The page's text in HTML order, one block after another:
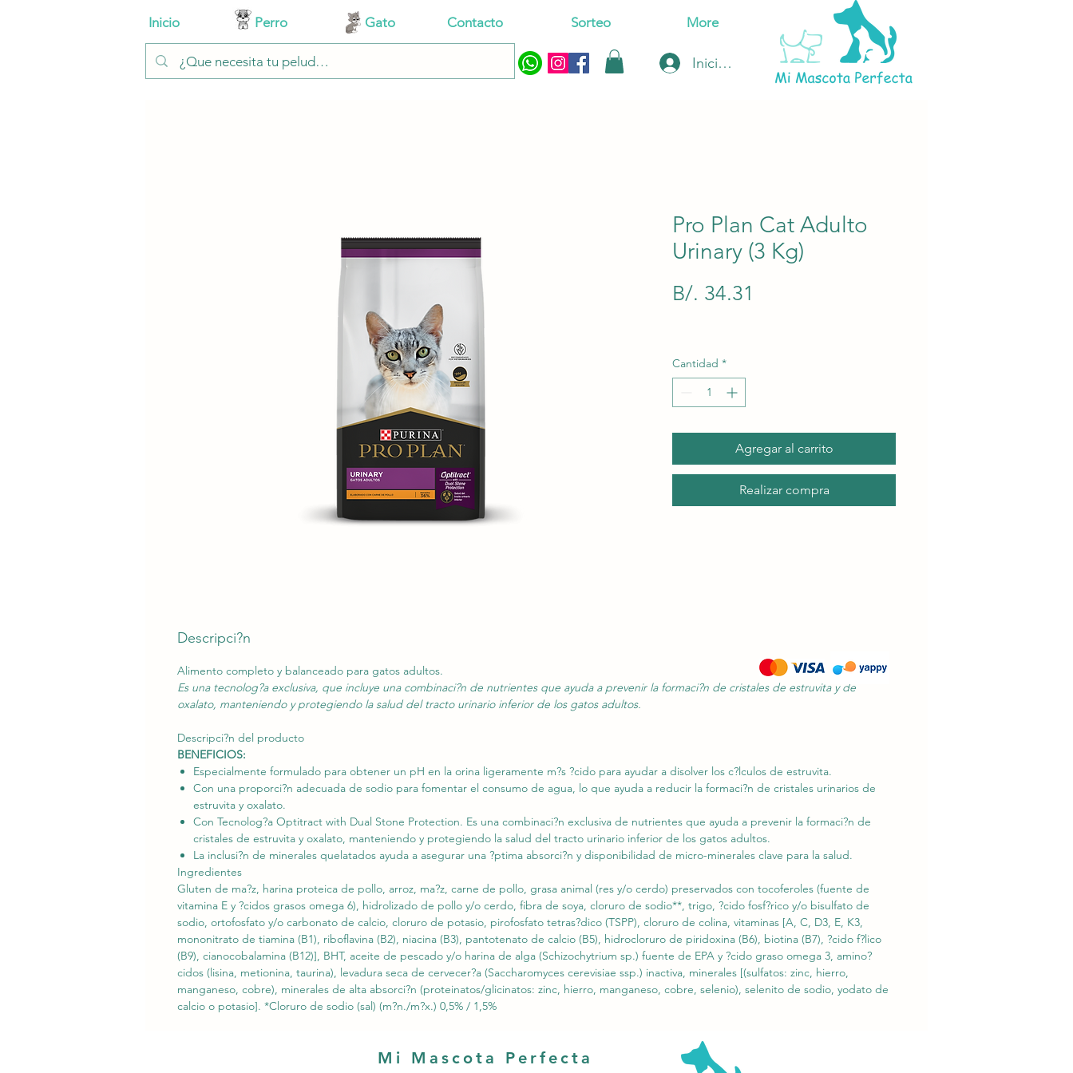
Inicio Perro Gato Contacto Sorteo More
Iniciar sesión
Pro Plan Cat Adulto
Urinary (3 Kg)
B/. 34.31
Cantidad *
Agregar al carrito
Realizar compra
Descripci?n
Alimento completo y balanceado para gatos adultos.
Es una tecnolog?a exclusiva, que incluye una combinaci?n de nutrientes que ayuda a prevenir la formaci?n de cristales de estruvita y de
oxalato, manteniendo y protegiendo la salud del tracto urinario inferior de los gatos adultos.
Descripci?n del producto
BENEFICIOS:
Especialmente formulado para obtener un pH en la orina ligeramente m?s ?cido para ayudar a disolver los c?lculos de estruvita.
Con una proporci?n adecuada de sodio para fomentar el consumo de agua, lo que ayuda a reducir la formaci?n de cristales urinarios de
estruvita y oxalato.
Con Tecnolog?a Optitract with Dual Stone Protection. Es una combinaci?n exclusiva de nutrientes que ayuda a prevenir la formaci?n de
cristales de estruvita y oxalato, manteniendo y protegiendo la salud del tracto urinario inferior de los gatos adultos.
La inclusi?n de minerales quelatados ayuda a asegurar una ?ptima absorci?n y disponibilidad de micro-minerales clave para la salud.
Ingredientes
Gluten de ma?z, harina proteica de pollo, arroz, ma?z, carne de pollo, grasa animal (res y/o cerdo) preservados con tocoferoles (fuente de
vitamina E y ?cidos grasos omega 6), hidrolizado de pollo y/o cerdo, fibra de soya, cloruro de sodio**, trigo, ?cido fosf?rico y/o bisulfato de
sodio, ortofosfato y/o carbonato de calcio, cloruro de potasio, pirofosfato tetras?dico (TSPP), cloruro de colina, vitaminas [A, C, D3, E, K3,
mononitrato de tiamina (B1), riboflavina (B2), niacina (B3), pantotenato de calcio (B5), hidrocloruro de piridoxina (B6), biotina (B7), ?cido f?lico
(B9), cianocobalamina (B12)], BHT, aceite de pescado y/o harina de alga (Schizochytrium sp.) fuente de EPA y ?cido graso omega 3, amino?
cidos (lisina, metionina, taurina), levadura seca de cervecer?a (Saccharomyces cerevisiae ssp.) inactiva, minerales [(sulfatos: zinc, hierro,
manganeso, cobre), minerales de alta absorci?n (proteinatos/glicinatos: zinc, hierro, manganeso, cobre, selenio), selenito de sodio, yodato de
calcio o potasio]. *Cloruro de sodio (sal) (m?n./m?x.) 0,5% / 1,5%
Mi Mascota Perfecta